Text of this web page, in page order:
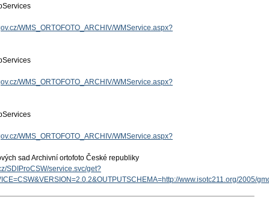
WMS_ORTOFOTO_ARCHIV/WMService.aspx?
WMS_ORTOFOTO_ARCHIV/WMService.aspx?
WMS_ORTOFOTO_ARCHIV/WMService.aspx?
sad Archivní ortofoto České republiky
SDIProCSW/service.svc/get?
www.isotc211.org/2005/